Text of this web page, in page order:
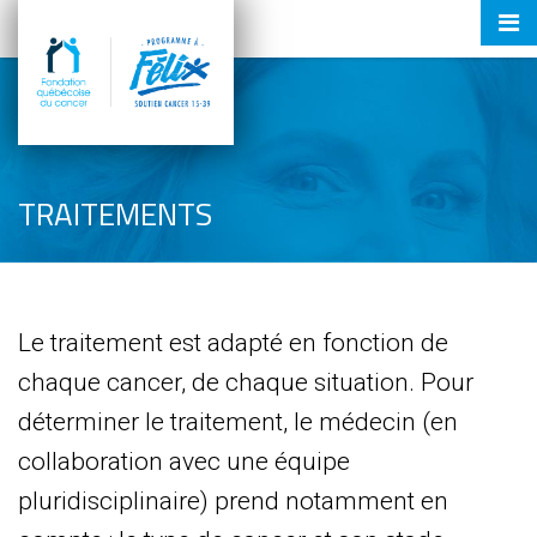
TRAITEMENTS
Le traitement est adapté en fonction de
chaque cancer, de chaque situation. Pour
déterminer le traitement, le médecin (en
collaboration avec une équipe
pluridisciplinaire) prend notamment en